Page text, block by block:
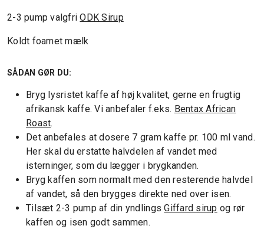
2-3 pump valgfriODK Sirup
Koldt foamet mælk
SÅDAN GØR DU:
Bryg lysristet kaffe af høj kvalitet, gerne en frugtig
afrikansk kaffe. Vi anbefaler f.eks. Bentax African
Roast.
Det anbefales at dosere 7 gram kaffe pr. 100 ml vand.
Her skal du erstatte halvdelen af vandet med
isterninger, som du lægger i brygkanden.
Bryg kaffen som normalt med den resterende halvdel
af vandet, så den brygges direkte ned over isen.
Tilsæt 2-3 pump af din yndlingsGiffard sirup og rør
kaffen og isen godt sammen.